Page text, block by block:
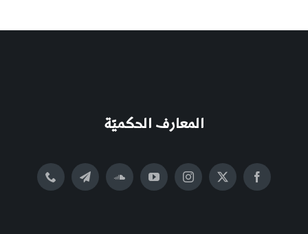
المعارف الحكميّة